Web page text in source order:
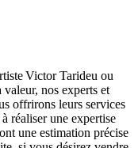
Victor Tarideu ou
valeur, nos experts et
offrirons leurs services
réaliser une expertise
une estimation précise